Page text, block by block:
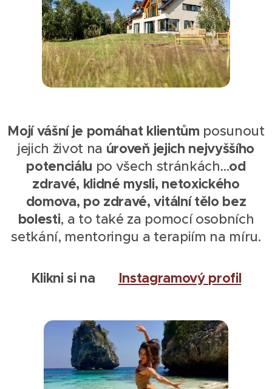
Mojí vášní je pomáhat klientům posunout
jejich život na úroveň jejich nejvyššího
potenciálu po všech stránkách…od
zdravé, klidné mysli, netoxického
domova, po zdravé, vitální tělo bez
bolesti, a to také za pomocí osobních
setkání, mentoringu a terapiím na míru.
Klikni si na Instagramový profil